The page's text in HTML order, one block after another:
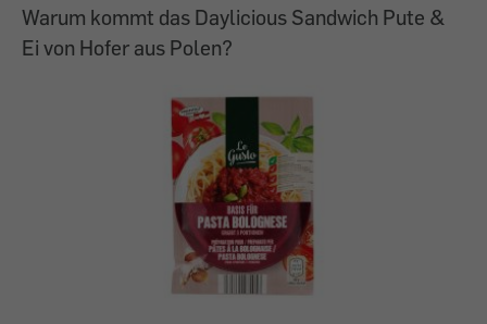
Warum kommt das Daylicious Sandwich Pute &
Ei von Hofer aus Polen?